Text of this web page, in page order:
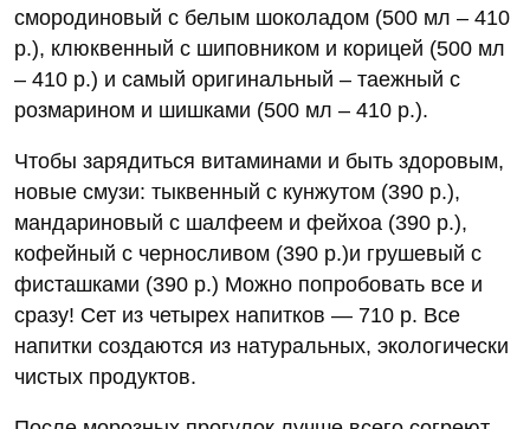
смородиновый с белым шоколадом (500 мл – 410
р.), клюквенный с шиповником и корицей (500 мл
– 410 р.) и самый оригинальный – таежный с
розмарином и шишками (500 мл – 410 р.).
Чтобы зарядиться витаминами и быть здоровым,
новые смузи: тыквенный с кунжутом (390 р.),
мандариновый с шалфеем и фейхоа (390 р.),
кофейный с черносливом (390 р.)и грушевый с
фисташками (390 р.) Можно попробовать все и
сразу! Сет из четырех напитков — 710 р. Все
напитки создаются из натуральных, экологически
чистых продуктов.